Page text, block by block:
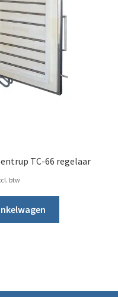
TC-66 regelaar
btw